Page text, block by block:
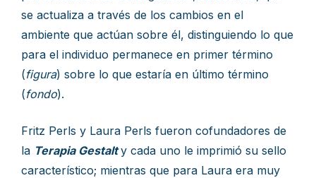
se actualiza a través de los cambios en el
ambiente que actúan sobre él, distinguiendo lo que
para el individuo permanece en primer término
(figura) sobre lo que estaría en último término
(fondo).
Fritz Perls y Laura Perls fueron cofundadores de
la Terapia Gestalty cada uno le imprimió su sello
característico; mientras que para Laura era muy